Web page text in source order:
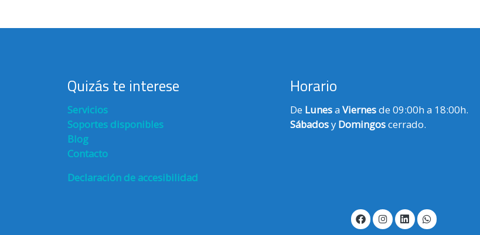
Quizás te interese
Servicios
Soportes disponibles
Blog
Contacto
Declaración de accesibilidad
Horario
De LunesaViernesde 09:00h a 18:00h.
Sábadosy Domingoscerrado.